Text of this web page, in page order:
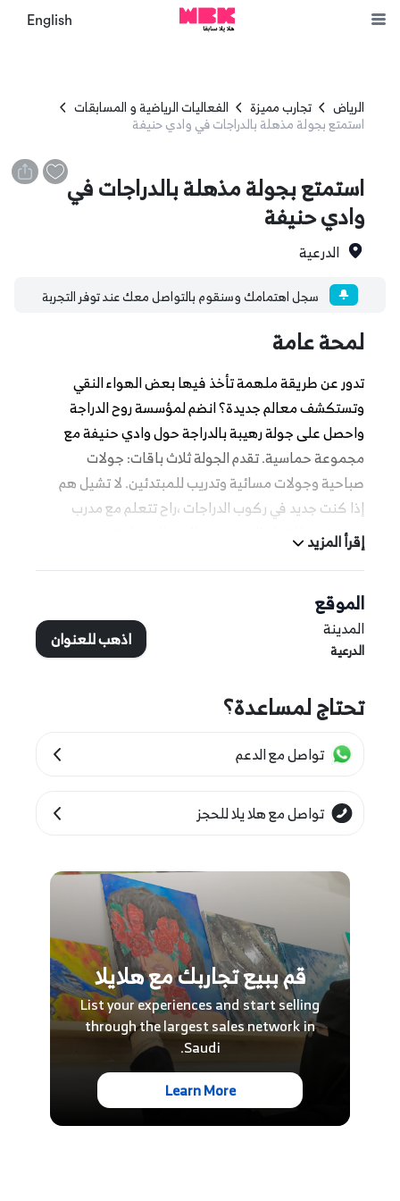
English
الرياض تجارب مميزة الفعاليات الرياضية و المسابقات
استمتع بجولة مذهلة بالدراجات في وادي حنيفة
استمتع بجولة مذهلة بالدراجات في
وادي حنيفة
الدرعية
سجل اهتمامك وسنقوم بالتواصل معك عند توفر التجربة
لمحة عامة
تدور عن طريقة ملهمة تأخذ فيها بعض الهواء النقي
وتستكشف معالم جديدة؟ انضم لمؤسسة روح الدراجة
واحصل على جولة رهيبة بالدراجة حول وادي حنيفة مع
مجموعة حماسية. تقدم الجولة ثلاث باقات: جولات
صباحية وجولات مسائية وتدريب للمبتدئين. لا تشيل هم
إذا كنت جديد في ركوب الدراجات ،راح تتعلم مع مدرب
مرخص من الاتحاد السعودي والبريطاني. راح تتقن
مهارات التوازن وركوب الدراجات.
المزيد من التفاصيل
تقدم هذه التجربة جولات صباحية ومسائية وتدريب
للمبتدئين.
الجولات الصباحية والمسائية مناسبة للأشخاص الذين
الدورات التدريبية مخصصة للإناث من سن 16 إلى 40
مدة التجربة والجدول الزمني
تتوفر الجولات الصباحية من الساعة 5:00 صباحًا حتى
7:00 صباحًا يومي الجمعة والسبت.
تتوفر الجولات المسائية من الساعة 8:00 مساءً حتى
القدرة الاستيعابية للجولات الصباحية والمسائية هي
إقرأ المزيد
الموقع
المدينة
الدرعية اذهب للعنوان
تحتاج لمساعدة؟
تواصل مع الدعم
تواصل مع هلا يلا للحجز
قم ببيع تجاربك مع هلايلا
List your experiences and start selling
through the largest sales network in
Saudi.
Learn More